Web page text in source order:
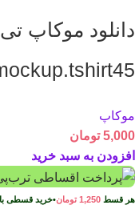
دانلود موکاپ
موکاپ
5,000 تومان
افزودن به سبد خرید
هر قسط 1,250 تومان•خرید قسطی